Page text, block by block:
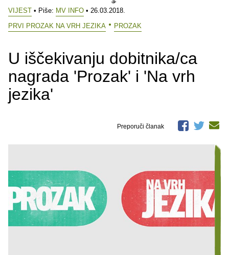
VIJEST • Piše: MV INFO • 26.03.2018.
PRVI PROZAK NA VRH JEZIKA
PROZAK
U iščekivanju dobitnika/ca
nagrada 'Prozak' i 'Na vrh
jezika'
Preporuči članak